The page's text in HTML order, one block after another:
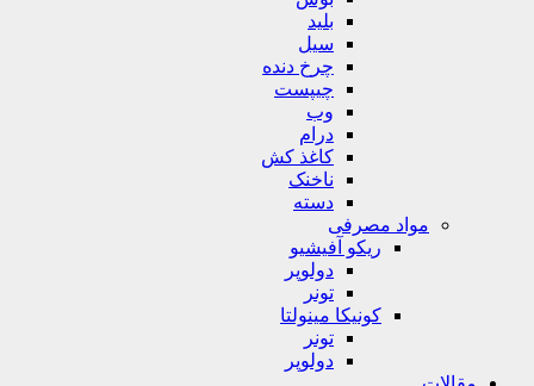
بلید
سیل
چرخ دنده
چیپست
وب
درام
کاغذ کش
ناخنک
دسته
مواد مصرفی
ریکو آفیشیو
دولوپر
تونر
کونیکا مینولتا
تونر
دولوپر